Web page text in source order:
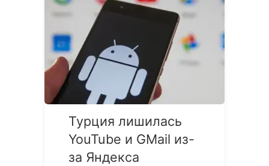
Турция лишилась
YouTube и GMail из-
за Яндекса